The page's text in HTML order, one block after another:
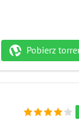
Pobierz